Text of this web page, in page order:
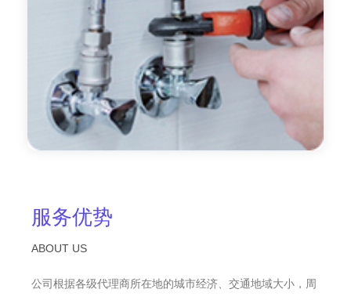
服务优势
ABOUT US
公司根据各级代理商所在地的城市经济、交通地域大小，周